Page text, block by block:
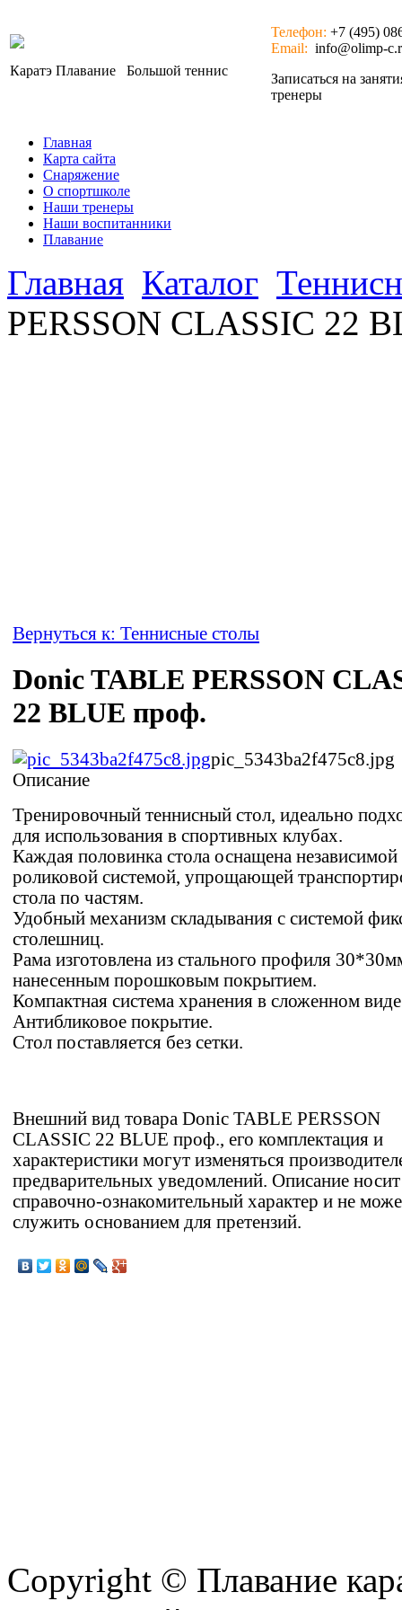
Каратэ Плавание Большой теннис
Телефон: +7 (495)
Email: info@olimp-
Записаться на
тренеры
Главная
Карта сайта
Снаряжение
О спортшколе
Наши тренеры
Наши воспитанники
Плавание
Главная Каталог
PERSSON CLASSIC 22
Вернуться к: Теннисные столы
Donic TABLE PERSSON
22 BLUE проф.
pic_5343ba2f475c8.jpg
Описание
Тренировочный теннисный стол, идеально
для использования в спортивных клубах.
Каждая половинка стола оснащена независимой
роликовой системой, упрощающей
стола по частям.
Удобный механизм складывания с системой
столешниц.
Рама изготовлена из стального профиля
нанесенным порошковым покрытием.
Компактная система хранения в сложенном
Антибликовое покрытие.
Стол поставляется без сетки.
Внешний вид товара Donic TABLE PERSSON
CLASSIC 22 BLUE проф., его комплектация и
характеристики могут изменяться
предварительных уведомлений. Описание носит
справочно-ознакомительный характер и не
служить основанием для претензий.
Copyright © Плавание